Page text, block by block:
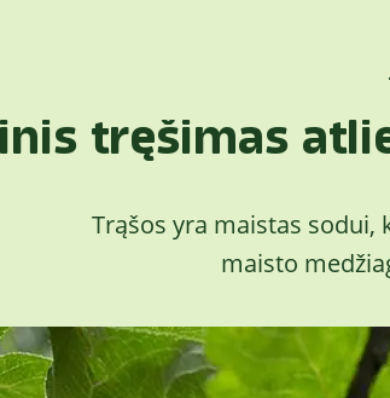
tręšimas
Trąšos yra maistas
maisto